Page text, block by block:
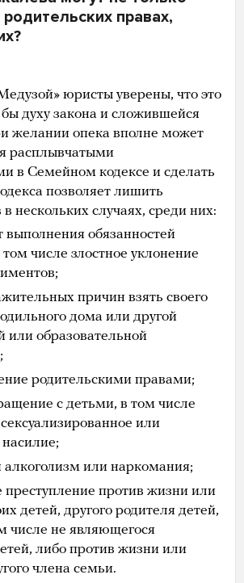
родительских правах,
юристы уверены, что это
духу закона и сложившейся
желании опека вполне может
расплывчатыми
в Семейном кодексе и сделать
позволяет лишить
нескольких случаях, среди них:
выполнения обязанностей
числе злостное уклонение
причин взять своего
дома или другой
или образовательной
родительскими правами;
с детьми, в том числе
или
алкоголизм или наркомания;
против жизни или
детей, другого родителя детей,
числе не являющегося
либо против жизни или
члена семьи.